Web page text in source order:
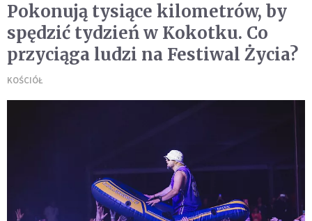
Pokonują tysiące kilometrów, by
spędzić tydzień w Kokotku. Co
przyciąga ludzi na Festiwal Życia?
KOŚCIÓŁ